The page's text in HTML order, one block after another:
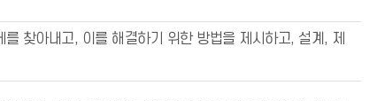
찾아내고, 이를 해결하기 위한 방법을 제시하고, 설계, 제